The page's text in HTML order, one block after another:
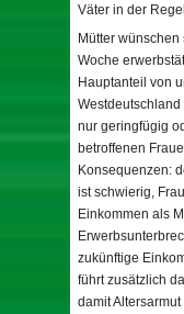
Väter in der
Mütter
Woche
Hauptanteil von
nur geringfügig
betroffenen
Konsequenzen:
ist schwierig,
Einkommen als
zukünftige
führt zusätzlich
damit